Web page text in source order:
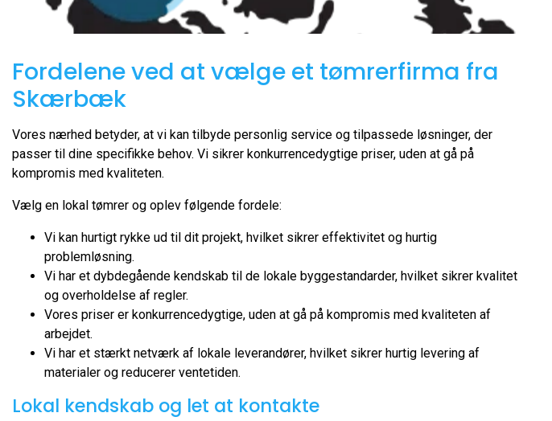
Fordelene ved at vælge et tømrerfirma fra
Skærbæk
Vores nærhed betyder, at vi kan tilbyde personlig service og tilpassede løsninger, der
passer til dine specifikke behov. Vi sikrer konkurrencedygtige priser, uden at gå på
kompromis med kvaliteten.
Vælg en lokal tømrer og oplev følgende fordele:
Vi kan hurtigt rykke ud til dit projekt, hvilket sikrer effektivitet og hurtig
problemløsning.
Vi har et dybdegående kendskab til de lokale byggestandarder, hvilket sikrer kvalitet
og overholdelse af regler.
Vores priser er konkurrencedygtige, uden at gå på kompromis med kvaliteten af
arbejdet.
Vi har et stærkt netværk af lokale leverandører, hvilket sikrer hurtig levering af
materialer og reducerer ventetiden.
Lokal kendskab og let at kontakte